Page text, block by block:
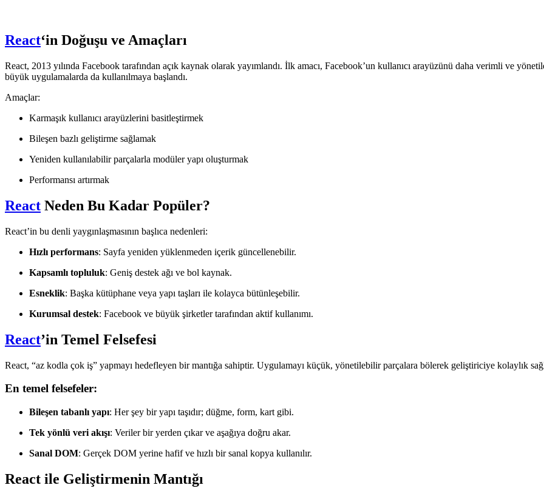
React‘in Doğuşu ve Amaçları
React, 2013 yılında Facebook tarafından açık kaynak olarak yayımlandı. İlk amacı, Facebook’un kullanıcı arayüzünü daha verimli ve
büyük uygulamalarda da kullanılmaya başlandı.
Amaçlar:
Karmaşık kullanıcı arayüzlerini basitleştirmek
Bileşen bazlı geliştirme sağlamak
Yeniden kullanılabilir parçalarla modüler yapı oluşturmak
Performansı artırmak
React Neden Bu Kadar Popüler?
React’in bu denli yaygınlaşmasının başlıca nedenleri:
Hızlı performans: Sayfa yeniden yüklenmeden içerik güncellenebilir.
Kapsamlı topluluk: Geniş destek ağı ve bol kaynak.
Esneklik: Başka kütüphane veya yapı taşları ile kolayca bütünleşebilir.
Kurumsal destek: Facebook ve büyük şirketler tarafından aktif kullanımı.
React’in Temel Felsefesi
React, “az kodla çok iş” yapmayı hedefleyen bir mantığa sahiptir. Uygulamayı küçük, yönetilebilir parçalara bölerek geliştiriciye kolaylık
En temel felsefeler:
Bileşen tabanlı yapı: Her şey bir yapı taşıdır; düğme, form, kart gibi.
Tek yönlü veri akışı: Veriler bir yerden çıkar ve aşağıya doğru akar.
Sanal DOM: Gerçek DOM yerine hafif ve hızlı bir sanal kopya kullanılır.
React ile Geliştirmenin Mantığı